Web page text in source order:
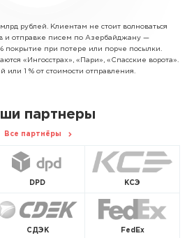
рублей. Клиентам не стоит волноваться
и отправке писем по Азербайджану —
покрытие при потере или порче посылки.
«Ингосстрах», «Пари», «Спасские ворота».
или 1 % от стоимости отправления.
партнеры
Все партнёры
DPD КСЭ
СДЭК FedEx